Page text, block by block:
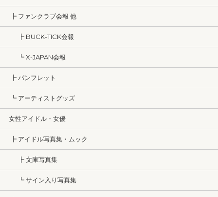
┣ ファンクラブ会報 他
┣ BUCK-TICK会報
┗ X-JAPAN会報
┣ パンフレット
┗ アーティストグッズ
女性アイドル・女優
┣ アイドル写真集・ムック
┣ 文庫写真集
┗ サイン入り写真集